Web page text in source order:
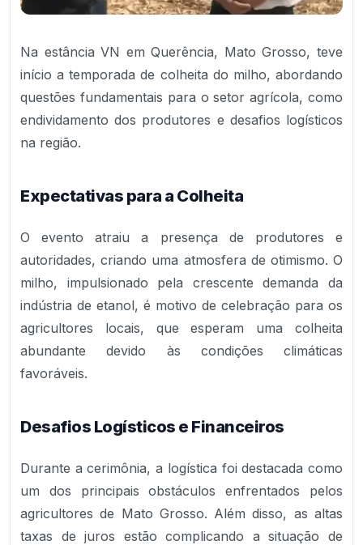
Na estância VN em Querência, Mato Grosso, teve
início a temporada de colheita do milho, abordando
questões fundamentais para o setor agrícola, como
endividamento dos produtores e desafios logísticos
na região.
Expectativas para a Colheita
O evento atraiu a presença de produtores e
autoridades, criando uma atmosfera de otimismo. O
milho, impulsionado pela crescente demanda da
indústria de etanol, é motivo de celebração para os
agricultores locais, que esperam uma colheita
abundante devido às condições climáticas
favoráveis.
Desafios Logísticos e Financeiros
Durante a cerimônia, a logística foi destacada como
um dos principais obstáculos enfrentados pelos
agricultores de Mato Grosso. Além disso, as altas
taxas de juros estão complicando a situação de